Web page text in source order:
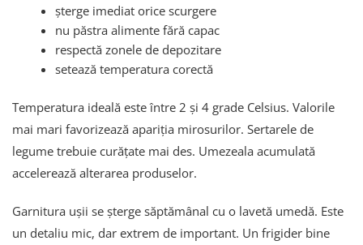
șterge imediat orice scurgere
nu păstra alimente fără capac
respectă zonele de depozitare
setează temperatura corectă
Temperatura ideală este între 2 și 4 grade Celsius. Valorile
mai mari favorizează apariția mirosurilor. Sertarele de
legume trebuie curățate mai des. Umezeala acumulată
accelerează alterarea produselor.
Garnitura ușii se șterge săptămânal cu o lavetă umedă. Este
un detaliu mic, dar extrem de important. Un frigider bine